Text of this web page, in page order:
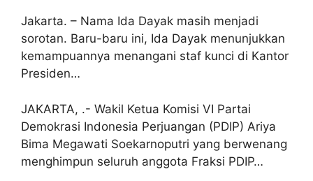
Jakarta. – Nama Ida Dayak masih menjadi
sorotan. Baru-baru ini, Ida Dayak menunjukkan
kemampuannya menangani staf kunci di Kantor
Presiden…
JAKARTA, .- Wakil Ketua Komisi VI Partai
Demokrasi Indonesia Perjuangan (PDIP) Ariya
Bima Megawati Soekarnoputri yang berwenang
menghimpun seluruh anggota Fraksi PDIP…